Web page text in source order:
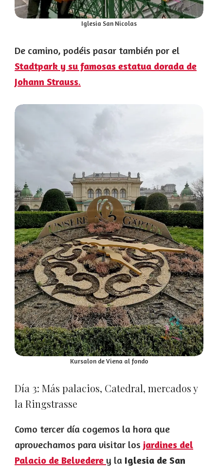
Iglesia San Nicolas
De camino, podéis pasar también por el
Stadtpark y su famosas estatua dorada de
Johann Strauss.
Kursalon de Viena al fondo
Día 3: Más palacios, Catedral, mercados y
la Ringstrasse
Como tercer día cogemos la hora que
aprovechamos para visitar los jardines del
Palacio de Belvedere y la Iglesia de San